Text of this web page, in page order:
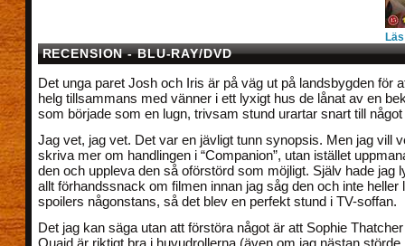
RECENSION - BLU-RAY/DVD
Det unga paret Josh och Iris är på väg ut på landsbygden för
helg tillsammans med vänner i ett lyxigt hus de lånat av en
som började som en lugn, trivsam stund urartar snart till något
Jag vet, jag vet. Det var en jävligt tunn synopsis. Men jag vill
skriva mer om handlingen i “Companion”, utan istället
den och uppleva den så oförstörd som möjligt. Själv hade jag
allt förhandssnack om filmen innan jag såg den och inte heller
spoilers någonstans, så det blev en perfekt stund i TV-soffan.
Det jag kan säga utan att förstöra något är att Sophie